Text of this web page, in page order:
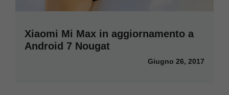
Xiaomi Mi Max in aggiornamento a
Android 7 Nougat
Giugno 26, 2017